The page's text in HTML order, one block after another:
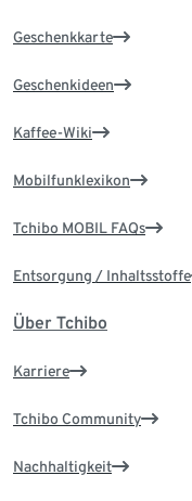
Geschenkkarte
Geschenkideen
Kaffee-Wiki
Mobilfunklexikon
Tchibo MOBIL FAQs
Entsorgung / Inhaltsstoffe
Über Tchibo
Karriere
Tchibo Community
Nachhaltigkeit